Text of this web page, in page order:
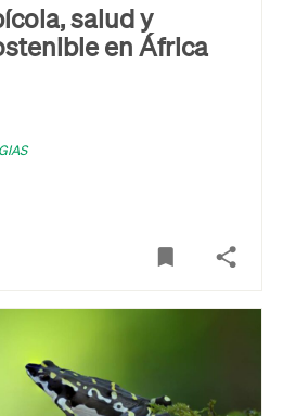
salud y
en África